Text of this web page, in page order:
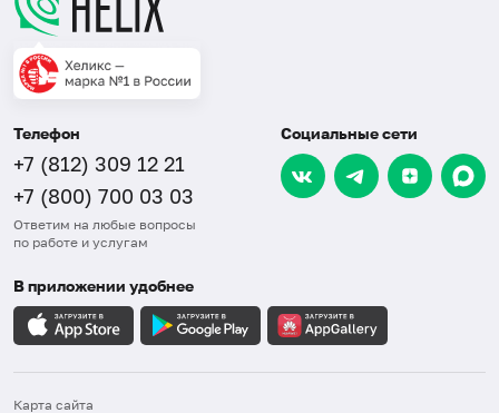
Телефон
+7 (812) 309 12 21
+7 (800) 700 03 03
Ответим на любые вопросы
по работе и услугам
Социальные сети
В приложении удобнее
Карта сайта